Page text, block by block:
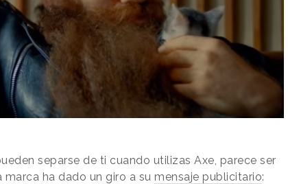
separse de ti cuando utilizas Axe, parece ser
marca ha dado un giro a su mensaje publicitario: